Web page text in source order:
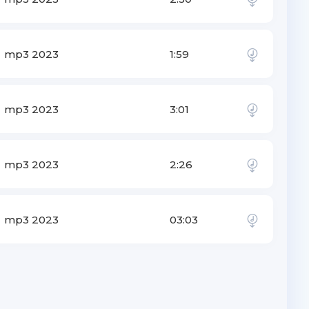
mp3 2023 1:59
mp3 2023 3:01
mp3 2023 2:26
mp3 2023 03:03